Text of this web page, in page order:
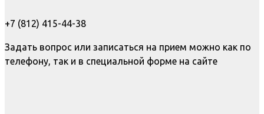
+7 (812) 415-44-38
Задать вопрос или записаться на прием можно как по
телефону, так и в специальной форме на сайте